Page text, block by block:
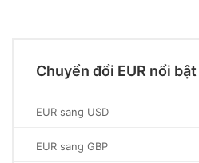
Chuyển đổi EUR nổi bật
EUR sang USD
EUR sang GBP